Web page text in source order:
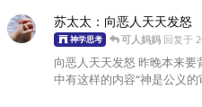
苏太太：向恶人天天发怒
神学思考 可人妈妈 回复于
向恶人天天发怒 昨晚本来
中有这样的内容“神是公义